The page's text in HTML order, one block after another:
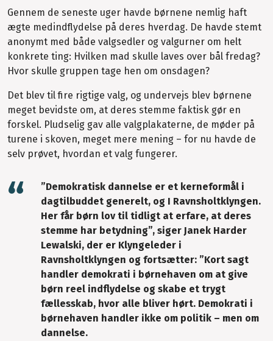
Gennem de seneste uger havde børnene nemlig haft
ægte medindflydelse på deres hverdag. De havde stemt
anonymt med både valgsedler og valgurner om helt
konkrete ting: Hvilken mad skulle laves over bål fredag?
Hvor skulle gruppen tage hen om onsdagen?
Det blev til fire rigtige valg, og undervejs blev børnene
meget bevidste om, at deres stemme faktisk gør en
forskel. Pludselig gav alle valgplakaterne, de møder på
turene i skoven, meget mere mening – for nu havde de
selv prøvet, hvordan et valg fungerer.
”Demokratisk dannelse er et kerneformål i
dagtilbuddet generelt, og I Ravnsholtklyngen.
Her får børn lov til tidligt at erfare, at deres
stemme har betydning”, siger Janek Harder
Lewalski, der er Klyngeleder i
Ravnsholtklyngen og fortsætter: ”Kort sagt
handler demokrati i børnehaven om at give
børn reel indflydelse og skabe et trygt
fællesskab, hvor alle bliver hørt. Demokrati i
børnehaven handler ikke om politik – men om
dannelse.